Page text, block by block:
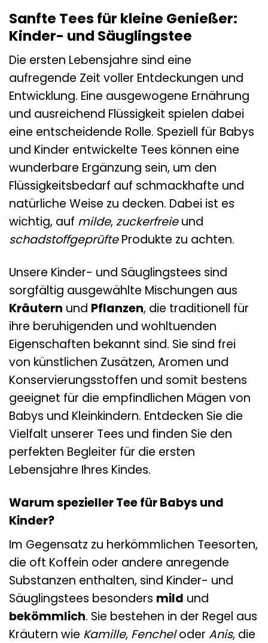
Sanfte Tees für kleine Genießer:
Kinder- und Säuglingstee
Die ersten Lebensjahre sind eine
aufregende Zeit voller Entdeckungen und
Entwicklung. Eine ausgewogene Ernährung
und ausreichend Flüssigkeit spielen dabei
eine entscheidende Rolle. Speziell für Babys
und Kinder entwickelte Tees können eine
wunderbare Ergänzung sein, um den
Flüssigkeitsbedarf auf schmackhafte und
natürliche Weise zu decken. Dabei ist es
wichtig, auf milde, zuckerfreieund
schadstoffgeprüfteProdukte zu achten.
Unsere Kinder- und Säuglingstees sind
sorgfältig ausgewählte Mischungen aus
Kräutern und Pflanzen, die traditionell für
ihre beruhigenden und wohltuenden
Eigenschaften bekannt sind. Sie sind frei
von künstlichen Zusätzen, Aromen und
Konservierungsstoffen und somit bestens
geeignet für die empfindlichen Mägen von
Babys und Kleinkindern. Entdecken Sie die
Vielfalt unserer Tees und finden Sie den
perfekten Begleiter für die ersten
Lebensjahre Ihres Kindes.
Warum spezieller Tee für Babys und
Kinder?
Im Gegensatz zu herkömmlichen Teesorten,
die oft Koffein oder andere anregende
Substanzen enthalten, sind Kinder- und
Säuglingstees besonders mild und
bekömmlich. Sie bestehen in der Regel aus
Kräutern wie Kamille, Fencheloder Anis, die